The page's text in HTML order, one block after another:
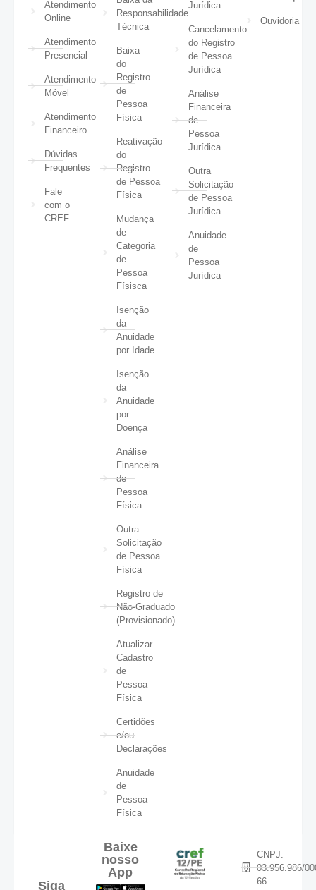
Atendimento
Online
Atendimento
Presencial
Atendimento
Móvel
Atendimento
Financeiro
Dúvidas
Frequentes
Fale
com o
CREF
Responsabilidade
Técnica
Baixa
do
Registro
de
Pessoa
Física
Reativação
do
Registro
de Pessoa
Física
Mudança
de
Categoria
de
Pessoa
Físisca
Isenção
da
Anuidade
por Idade
Isenção
da
Anuidade
por
Doença
Análise
Financeira
de
Pessoa
Física
Outra
Solicitação
de Pessoa
Física
Registro de
Não-Graduado
(Provisionado)
Atualizar
Cadastro
de
Pessoa
Física
Certidões
e/ou
Declarações
Anuidade
de
Pessoa
Física
Jurídica
Cancelamento
do Registro
de Pessoa
Jurídica
Análise
Financeira
de
Pessoa
Jurídica
Outra
Solicitação
de Pessoa
Jurídica
Anuidade
de
Pessoa
Jurídica
Ouvidoria
Siga
Baixe
nosso
App
CNPJ:
03.956.986/
66